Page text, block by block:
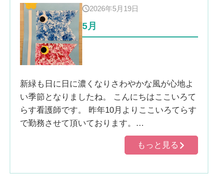
2026年5月19日
5月
新緑も日に日に濃くなりさわやかな風が心地よ
い季節となりましたね。 こんにちはここいろて
らす看護師です。 昨年10月よりここいろてらす
で勤務させて頂いております。…
もっと見る